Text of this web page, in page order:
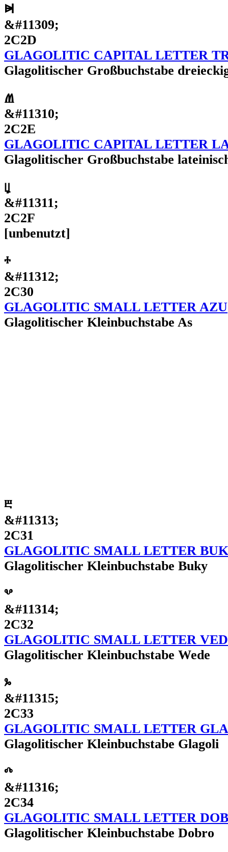
Ⱝ
&#11309;
2C2D
GLAGOLITIC CAPITAL LETTER
Glagolitischer Großbuchstabe
Ⱞ
&#11310;
2C2E
GLAGOLITIC CAPITAL LETTER
Glagolitischer Großbuchstabe
Ⱟ
&#11311;
2C2F
[unbenutzt]
ⰰ
&#11312;
2C30
GLAGOLITIC SMALL LETTER AZU
Glagolitischer Kleinbuchstabe As
ⰱ
&#11313;
2C31
GLAGOLITIC SMALL LETTER
Glagolitischer Kleinbuchstabe Buky
ⰲ
&#11314;
2C32
GLAGOLITIC SMALL LETTER
Glagolitischer Kleinbuchstabe Wede
ⰳ
&#11315;
2C33
GLAGOLITIC SMALL LETTER
Glagolitischer Kleinbuchstabe Glagoli
ⰴ
&#11316;
2C34
GLAGOLITIC SMALL LETTER
Glagolitischer Kleinbuchstabe Dobro